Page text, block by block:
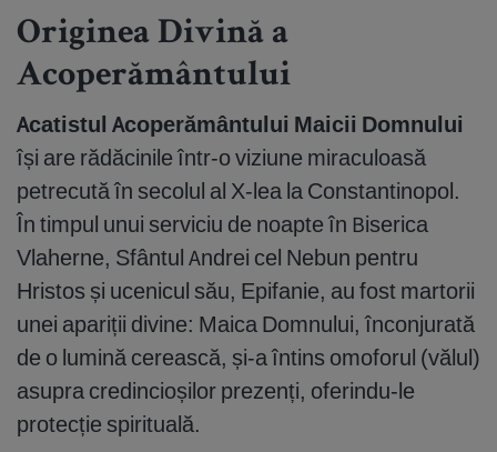
Originea Divină a
Acoperământului
Acatistul Acoperământului Maicii Domnului
își are rădăcinile într-o viziune miraculoasă
petrecută în secolul al X-lea la Constantinopol.
În timpul unui serviciu de noapte în Biserica
Vlaherne, Sfântul Andrei cel Nebun pentru
Hristos și ucenicul său, Epifanie, au fost martorii
unei apariții divine: Maica Domnului, înconjurată
de o lumină cerească, și-a întins omoforul (vălul)
asupra credincioșilor prezenți, oferindu-le
protecție spirituală.